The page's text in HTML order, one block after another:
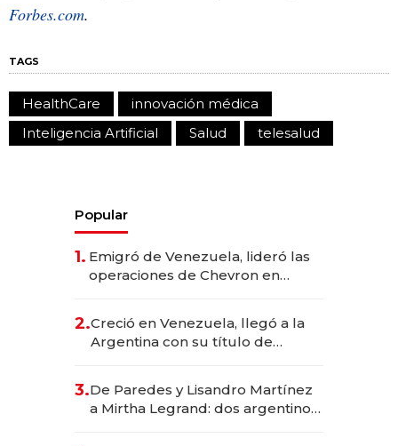
Forbes.com.
TAGS
HealthCare
innovación médica
Inteligencia Artificial
Salud telesalud
Popular
1. Emigró de Venezuela, lideró las
operaciones de Chevron en
2.Creció en Venezuela, llegó a la
Argentina con su título de
las marcas "fast premium"
3.De Paredes y Lisandro Martínez
a Mirtha Legrand: dos argentinos